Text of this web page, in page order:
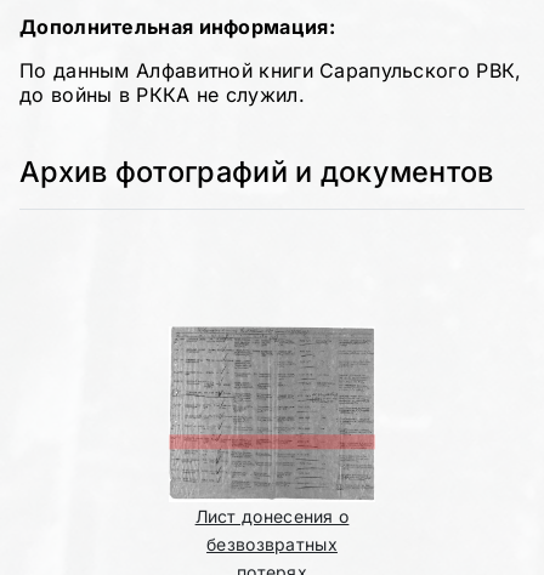
Дополнительная информация:
По данным Алфавитной книги Сарапульского РВК,
до войны в РККА не служил.
Архив фотографий и документов
Лист донесения о
безвозвратных